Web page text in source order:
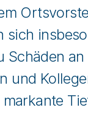
Schäden
und